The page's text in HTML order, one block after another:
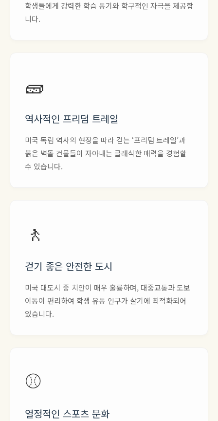
학생들에게 강력한 학습 동기와 학구적인 자극을 제공합
니다.
🧱
역사적인 프리덤 트레일
미국 독립 역사의 현장을 따라 걷는 ‘프리덤 트레일’과
붉은 벽돌 건물들이 자아내는 클래식한 매력을 경험할
수 있습니다.
🚶
걷기 좋은 안전한 도시
미국 대도시 중 치안이 매우 훌륭하며, 대중교통과 도보
이동이 편리하여 학생 유동 인구가 살기에 최적화되어
있습니다.
⚾
열정적인 스포츠 문화